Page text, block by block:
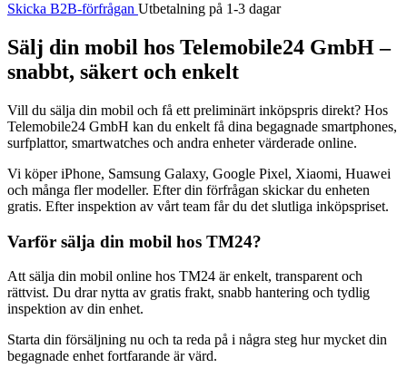
Skicka B2B-förfrågan Utbetalning på 1-3 dagar
Sälj din mobil hos Telemobile24 GmbH –
snabbt, säkert och enkelt
Vill du sälja din mobil och få ett preliminärt inköpspris direkt? Hos
Telemobile24 GmbH kan du enkelt få dina begagnade smartphones,
surfplattor, smartwatches och andra enheter värderade online.
Vi köper iPhone, Samsung Galaxy, Google Pixel, Xiaomi, Huawei
och många fler modeller. Efter din förfrågan skickar du enheten
gratis. Efter inspektion av vårt team får du det slutliga inköpspriset.
Varför sälja din mobil hos TM24?
Att sälja din mobil online hos TM24 är enkelt, transparent och
rättvist. Du drar nytta av gratis frakt, snabb hantering och tydlig
inspektion av din enhet.
Starta din försäljning nu och ta reda på i några steg hur mycket din
begagnade enhet fortfarande är värd.